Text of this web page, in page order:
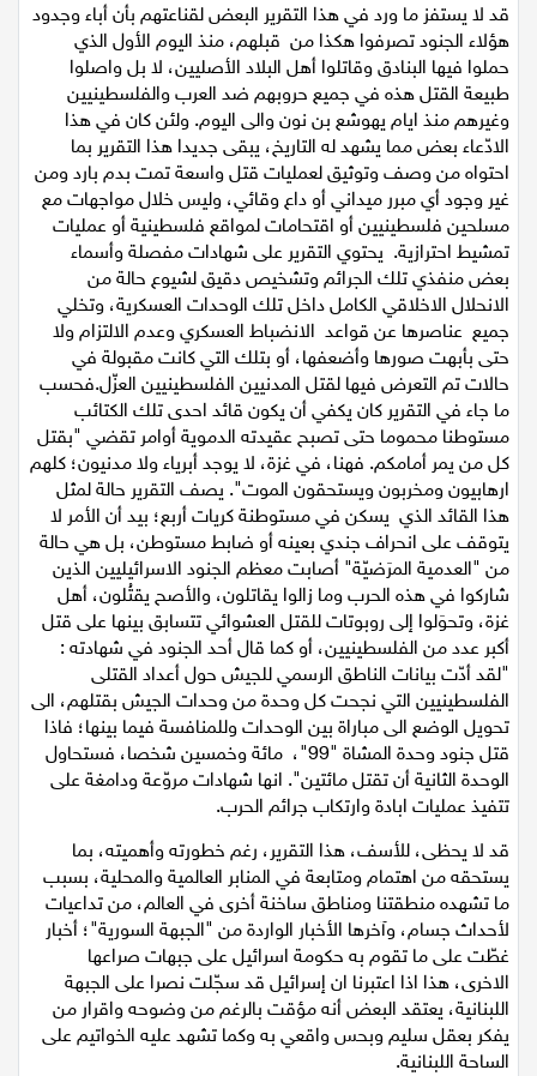
تكنولوجيا
فن
ستوديو انتخابات 2022
قد لا يستفز ما ورد في هذا التقرير البعض لقناعتهم بأن أباء وجدود
هؤلاء الجنود تصرفوا هكذا من قبلهم، منذ اليوم الأول الذي
حملوا فيها البنادق وقاتلوا أهل البلاد الأصليين، لا بل واصلوا
طبيعة القتل هذه في جميع حروبهم ضد العرب والفلسطينيين
وغيرهم منذ ايام يهوشع بن نون والى اليوم. ولئن كان في هذا
الادّعاء بعض مما يشهد له التاريخ، يبقى جديدا هذا التقرير بما
احتواه من وصف وتوثيق لعمليات قتل واسعة تمت بدم بارد ومن
غير وجود أي مبرر ميداني أو داع وقائي، وليس خلال مواجهات مع
مسلحين فلسطينيين أو اقتحامات لمواقع فلسطينية أو عمليات
تمشيط احترازية. يحتوي التقرير على شهادات مفصلة وأسماء
بعض منفذي تلك الجرائم وتشخيص دقيق لشيوع حالة من
الانحلال الاخلاقي الكامل داخل تلك الوحدات العسكرية، وتخلي
جميع عناصرها عن قواعد الانضباط العسكري وعدم الالتزام ولا
حتى بأبهت صورها وأضعفها، أو بتلك التي كانت مقبولة في
حالات تم التعرض فيها لقتل المدنيين الفلسطينيين العزّل.فحسب
ما جاء في التقرير كان يكفي أن يكون قائد احدى تلك الكتائب
مستوطنا محموما حتى تصبح عقيدته الدموية أوامر تقضي "بقتل
كل من يمر أمامكم. فهنا، في غزة، لا يوجد أبرياء ولا مدنيون؛ كلهم
ارهابيون ومخربون ويستحقون الموت". يصف التقرير حالة لمثل
هذا القائد الذي يسكن في مستوطنة كريات أربع؛ بيد أن الأمر لا
يتوقف على انحراف جندي بعينه أو ضابط مستوطن، بل هي حالة
من "العدمية المرَضيّة" أصابت معظم الجنود الاسرائيليين الذين
شاركوا في هذه الحرب وما زالوا يقاتلون، والأصح يقتُلون، أهل
غزة، وتحوَلوا إلى روبوتات للقتل العشوائي تتسابق بينها على قتل
أكبر عدد من الفلسطينيين، أو كما قال أحد الجنود في شهادته :
"لقد أدّت بيانات الناطق الرسمي للجيش حول أعداد القتلى
الفلسطينيين التي نجحت كل وحدة من وحدات الجيش بقتلهم، الى
تحويل الوضع الى مباراة بين الوحدات وللمنافسة فيما بينها؛ فاذا
قتل جنود وحدة المشاة "99"، مائة وخمسين شخصا، فستحاول
الوحدة الثانية أن تقتل مائتين". انها شهادات مروّعة ودامغة على
تتفيذ عمليات ابادة وارتكاب جرائم الحرب.
قد لا يحظى، للأسف، هذا التقرير، رغم خطورته وأهميته، بما
يستحقه من اهتمام ومتابعة في المنابر العالمية والمحلية، بسبب
ما تشهده منطقتنا ومناطق ساخنة أخرى في العالم، من تداعيات
لأحداث جسام، وآخرها الأخبار الواردة من "الجبهة السورية"؛ أخبار
غطّت على ما تقوم به حكومة اسرائيل على جبهات صراعها
الاخرى، هذا اذا اعتبرنا ان إسرائيل قد سجّلت نصرا على الجبهة
اللبنانية، يعتقد البعض أنه مؤقت بالرغم من وضوحه واقرار من
يفكر بعقل سليم وبحس واقعي به وكما تشهد عليه الخواتيم على
الساحة اللبنانية.